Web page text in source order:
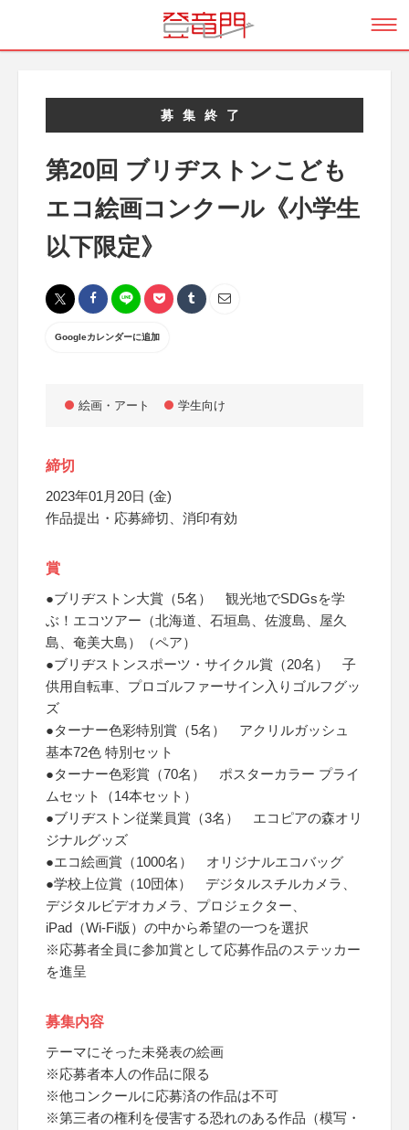
募集終了
第20回 ブリヂストンこども
エコ絵画コンクール《小学生
以下限定》
Googleカレンダーに追加
絵画・アート 学生向け
締切
2023年01月20日 (金)
作品提出・応募締切、消印有効
賞
●ブリヂストン大賞（5名） 観光地でSDGsを学
ぶ！エコツアー（北海道、石垣島、佐渡島、屋久
島、奄美大島）（ペア）
●ブリヂストンスポーツ・サイクル賞（20名） 子
供用自転車、プロゴルファーサイン入りゴルフグッ
ズ
●ターナー色彩特別賞（5名） アクリルガッシュ
基本72色 特別セット
●ターナー色彩賞（70名） ポスターカラー プライ
ムセット（14本セット）
●ブリヂストン従業員賞（3名） エコピアの森オリ
ジナルグッズ
●エコ絵画賞（1000名） オリジナルエコバッグ
●学校上位賞（10団体） デジタルスチルカメラ、
デジタルビデオカメラ、プロジェクター、
iPad（Wi-Fi版）の中から希望の一つを選択
※応募者全員に参加賞として応募作品のステッカー
を進呈
募集内容
テーマにそった未発表の絵画
※応募者本人の作品に限る
※他コンクールに応募済の作品は不可
※第三者の権利を侵害する恐れのある作品（模写・